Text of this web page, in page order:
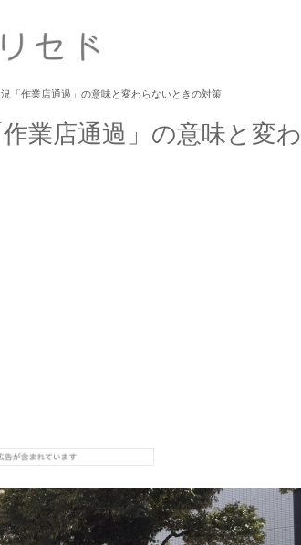
「作業店通過」の意味と変わらないときの対策
業店通過」の意味と変わ